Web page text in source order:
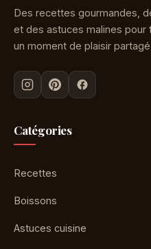
Des recettes gourmandes,
et des astuces malines pour
un moment de plaisir
Catégories
Recettes
Boissons
Astuces cuisine